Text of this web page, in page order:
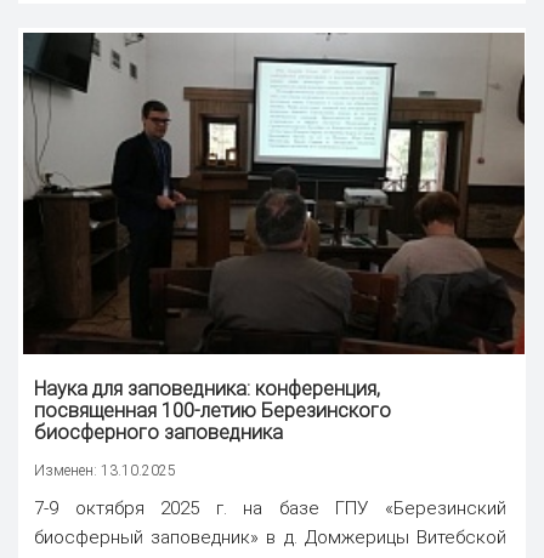
Наука для заповедника: конференция,
посвященная 100-летию Березинского
биосферного заповедника
Изменен: 13.10.2025
7-9 октября 2025 г. на базе ГПУ «Березинский
биосферный заповедник» в д. Домжерицы Витебской